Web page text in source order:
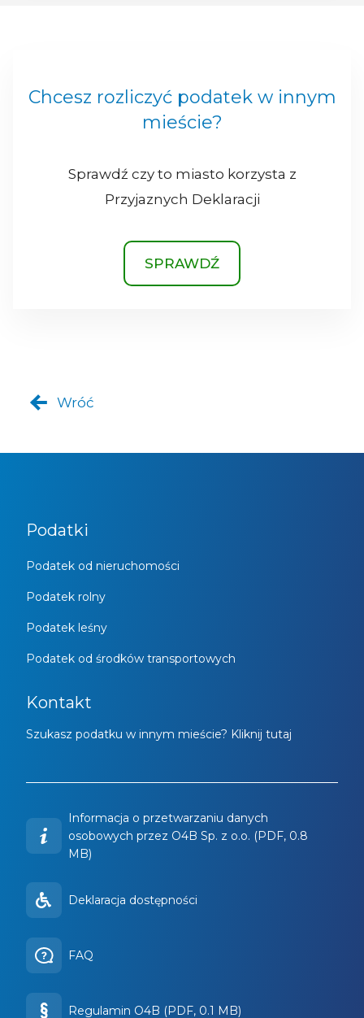
Chcesz rozliczyć podatek w innym
mieście?
Sprawdź czy to miasto korzysta z
Przyjaznych Deklaracji
SPRAWDŹ
Wróć
Podatki
Podatek od nieruchomości
Podatek rolny
Podatek leśny
Podatek od środków transportowych
Kontakt
Szukasz podatku w innym mieście? Kliknij tutaj
Informacja o przetwarzaniu danych
osobowych przez O4B Sp. z o.o. (PDF, 0.8
MB)
Deklaracja dostępności
FAQ
Regulamin O4B (PDF, 0.1 MB)